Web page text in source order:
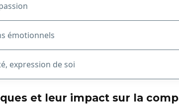
émotionnels
expression de soi
et leur impact sur la